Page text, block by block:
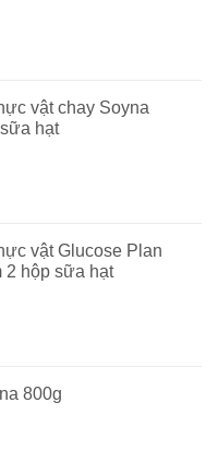
vật chay Soyna
hạt
vật Glucose Plan
2 hộp sữa hạt
800g